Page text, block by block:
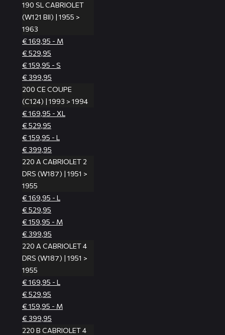
190 SL CABRIOLET
(W121 BII) | 1955 >
1963
€ 169,95 - M
€ 529,95
€ 159,95 - S
€ 399,95
200 CE COUPE
(C124) | 1993 > 1994
€ 169,95 - XL
€ 529,95
€ 159,95 - L
€ 399,95
220 A CABRIOLET 2
DRS (W187) | 1951 >
1955
€ 169,95 - L
€ 529,95
€ 159,95 - M
€ 399,95
220 A CABRIOLET 4
DRS (W187) | 1951 >
1955
€ 169,95 - L
€ 529,95
€ 159,95 - M
€ 399,95
220 B CABRIOLET 4